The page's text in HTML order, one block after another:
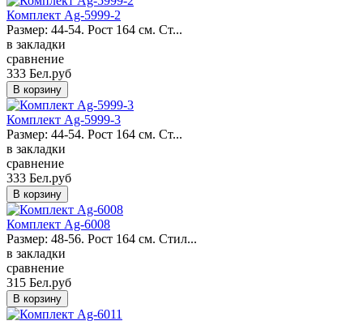
Комплект Ag-5999-2
Размер: 44-54. Рост 164 см. Ст...
в закладки
сравнение
333 Бел.руб
Комплект Ag-5999-3
Размер: 44-54. Рост 164 см. Ст...
в закладки
сравнение
333 Бел.руб
Комплект Ag-6008
Размер: 48-56. Рост 164 см. Стил...
в закладки
сравнение
315 Бел.руб